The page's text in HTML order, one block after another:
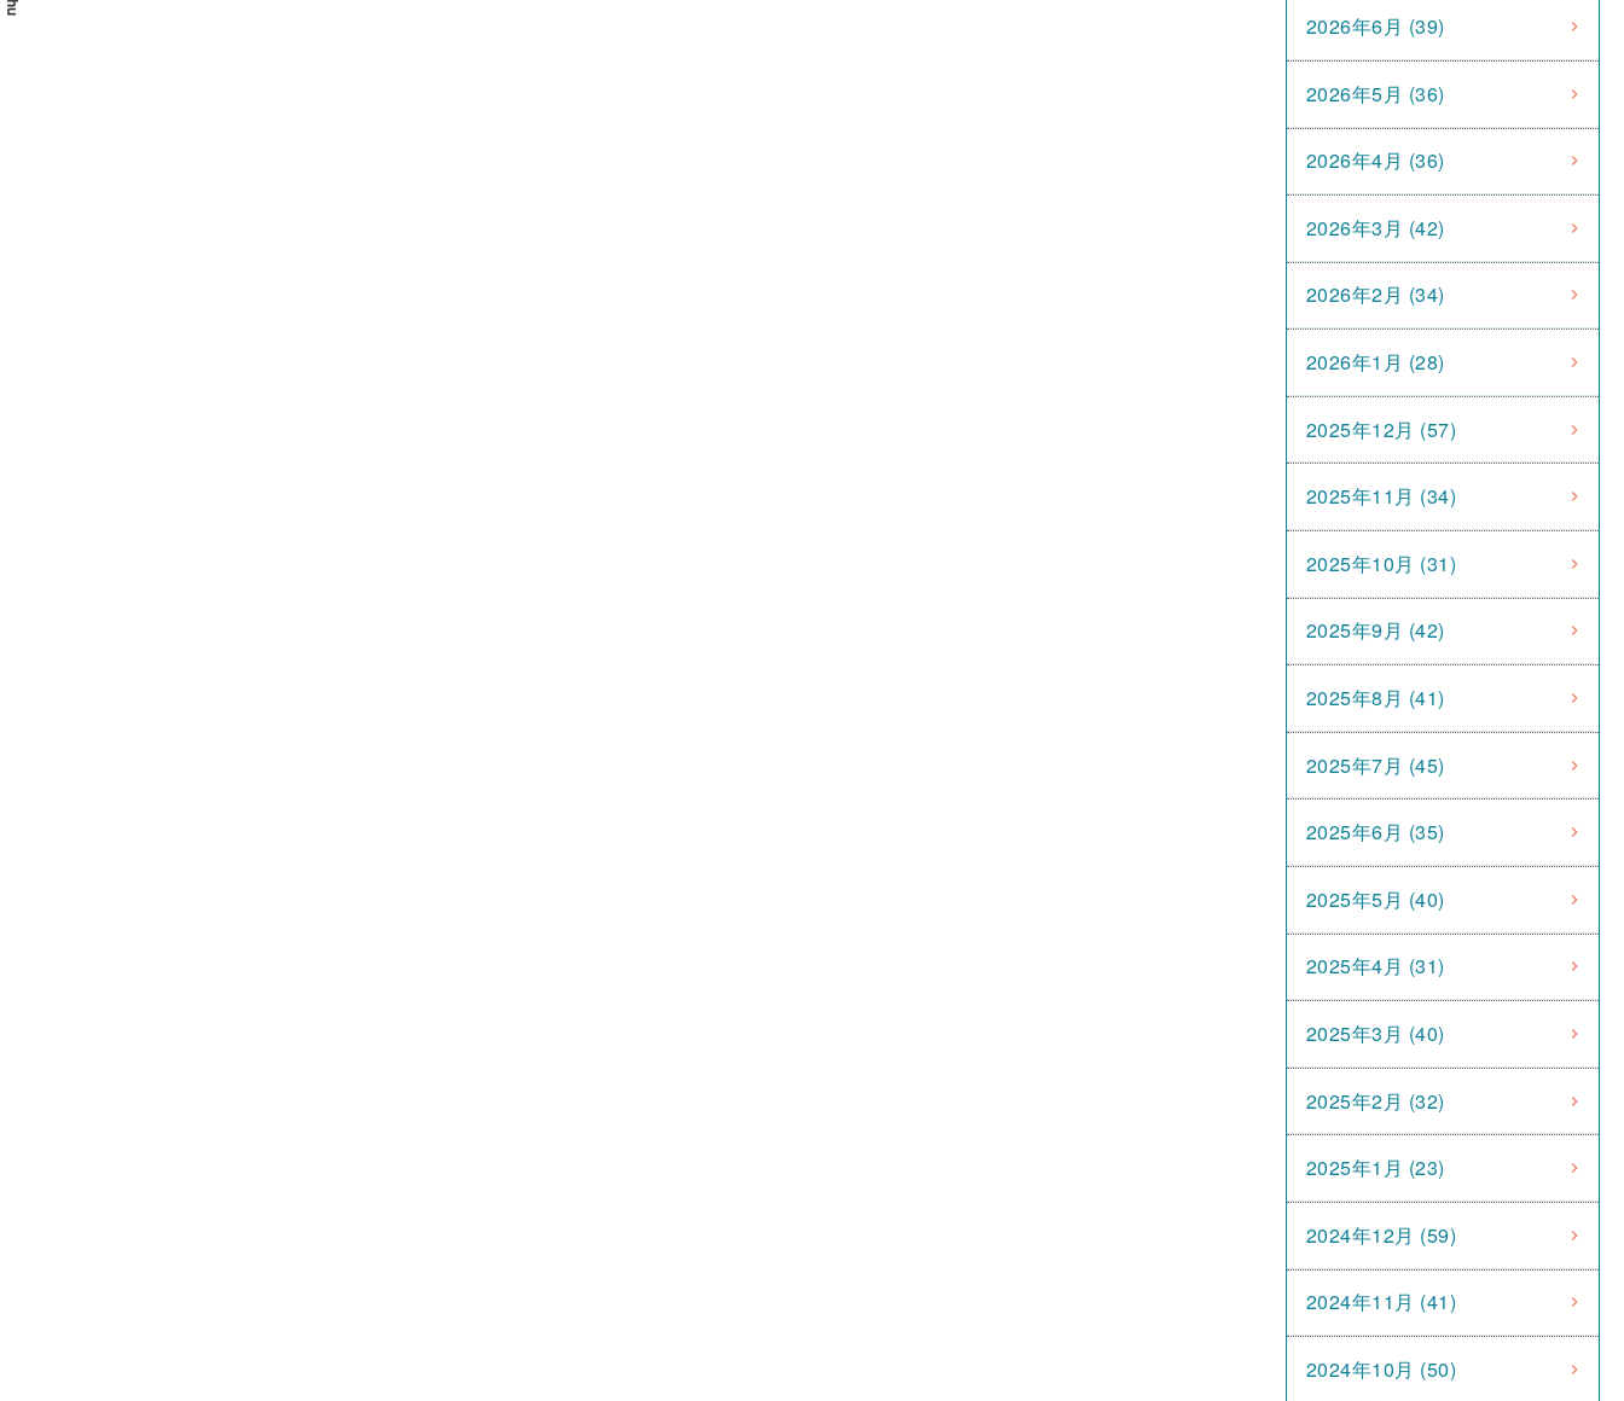
2026年6月 (39)
2026年5月 (36)
2026年4月 (36)
2026年3月 (42)
2026年2月 (34)
2026年1月 (28)
2025年12月 (57)
2025年11月 (34)
2025年10月 (31)
2025年9月 (42)
2025年8月 (41)
2025年7月 (45)
2025年6月 (35)
2025年5月 (40)
2025年4月 (31)
2025年3月 (40)
2025年2月 (32)
2025年1月 (23)
2024年12月 (59)
2024年11月 (41)
2024年10月 (50)